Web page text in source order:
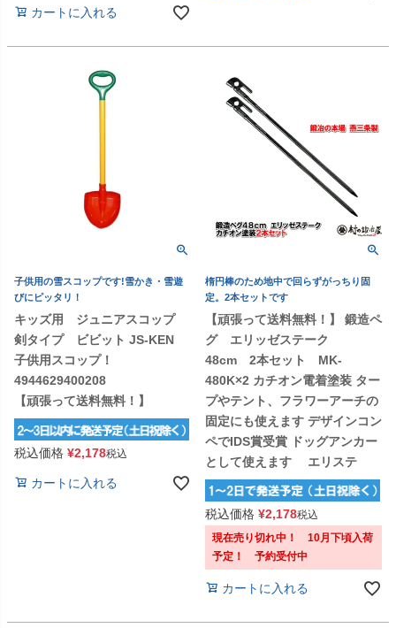
カートに入れる
子供用の雪スコップです!雪かき・雪遊
びにピッタリ！
キッズ用 ジュニアスコップ
剣タイプ ビビット JS-KEN
子供用スコップ！
4944629400208
【頑張って送料無料！】
税込価格 ¥2,178税込
カートに入れる
楕円棒のため地中で回らずがっちり固
定。2本セットです
【頑張って送料無料！】 鍛造ペ
グ エリッゼステーク
48cm 2本セット MK-
480K×2 カチオン電着塗装 ター
プやテント、フラワーアーチの
固定にも使えます デザインコン
ペでIDS賞受賞 ドッグアンカー
として使えます エリステ
税込価格 ¥2,178税込
現在売り切れ中！ 10月下頃入荷
予定！ 予約受付中
カートに入れる